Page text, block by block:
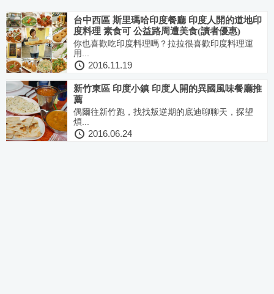
台中西區 斯里瑪哈印度餐廳 印度人開的道地印
度料理 素食可 公益路周遭美食(讀者優惠)
你也喜歡吃印度料理嗎？拉拉很喜歡印度料理運
用...
2016.11.19
新竹東區 印度小鎮 印度人開的異國風味餐廳推
薦
偶爾往新竹跑，找找叛逆期的底迪聊聊天，探望
煩...
2016.06.24